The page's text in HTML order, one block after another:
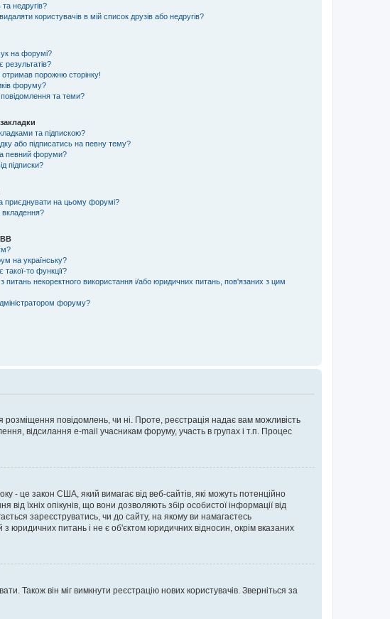
недругів?
користувачів в мій список друзів або недругів?
на форумі?
отримав порожню сторінку!
форуму?
та теми?
та підпискою?
або підписатись на певну тему?
певний форуми?
підписки?
приєднувати на цьому форумі?
вкладення?
на українську?
то функції?
питань некоректного використання і/або юридичних питань, пов'язаних з цим
форуму?
повідомлень, чи ні. Проте, реєстрація надає вам можливість
відсилання e-mail учасникам форуму, участь в групах і т.п. Процес
- це закон США, який вимагає від веб-сайтів, які можуть потенційно
їхніх опікунів, що вони дозволяють збір особистої інформації від
зареєструватись, чи до сайту, на якому ви намагаєтесь
юридичних питань і не є об'єктом юридичних відносин, окрім вказаних
Також він міг вимкнути реєстрацію нових користувачів. Зверніться за